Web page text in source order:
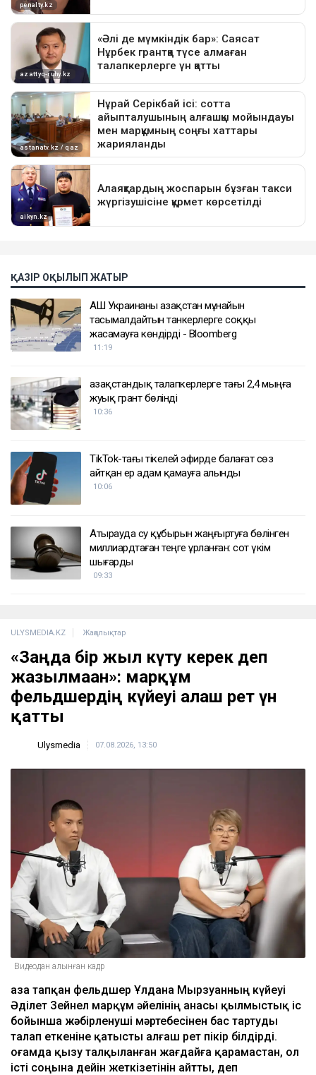
ҚАЗІР ОҚЫЛЫП ЖАТЫР
АҚШ Украинаны Қазақстан мұнайын
тасымалдайтын танкерлерге соққы
жасамауға көндірді - Bloomberg
11:19
Қазақстандық талапкерлерге тағы 2,4 мыңға
жуық грант бөлінді
10:36
TikTok-тағы тікелей эфирде балағат сөз
айтқан ер адам қамауға алынды
10:06
Атырауда су құбырын жаңғыртуға бөлінген
миллиардтаған теңге ұрланған: сот үкім
шығарды
09:33
ULYSMEDIA.KZ Жаңалықтар
«Заңда бір жыл күту керек деп
жазылмаған»: марқұм
фельдшердің күйеуі алғаш рет үн
қатты
Ulysmedia 07.08.2026, 13:50
Видеодан алынған кадр
Қаза тапқан фельдшер Ұлдана Мырзуанның күйеуі
Әділет Зейнел марқұм әйелінің анасы қылмыстық іс
бойынша жәбірленуші мәртебесінен бас тартуды
талап еткеніне қатысты алғаш рет пікір білдірді.
Қоғамда қызу талқыланған жағдайға қарамастан, ол
істі соңына дейін жеткізетінін айтты, деп